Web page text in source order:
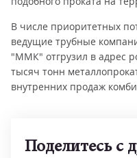
В числе приоритетных
ведущие трубные
"ММК" отгрузил в адрес
тысяч тонн
внутренних продаж
Поделитесь с